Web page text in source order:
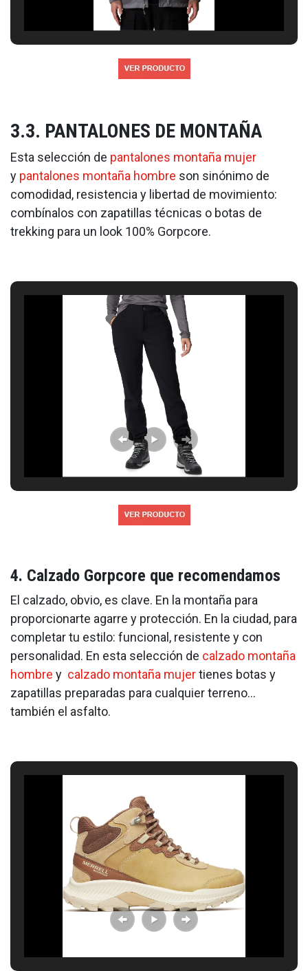
3.3. PANTALONES DE MONTAÑA
Esta selección de pantalones montaña mujer
y pantalones montaña hombre son sinónimo de
comodidad, resistencia y libertad de movimiento:
combínalos con zapatillas técnicas o botas de
trekking para un look 100% Gorpcore.
4. Calzado Gorpcore que recomendamos
El calzado, obvio, es clave. En la montaña para
proporcionarte agarre y protección. En la ciudad, para
completar tu estilo: funcional, resistente y con
personalidad. En esta selección de calzado montaña
hombre y calzado montaña mujertienes botas y
zapatillas preparadas para cualquier terreno…
también el asfalto.